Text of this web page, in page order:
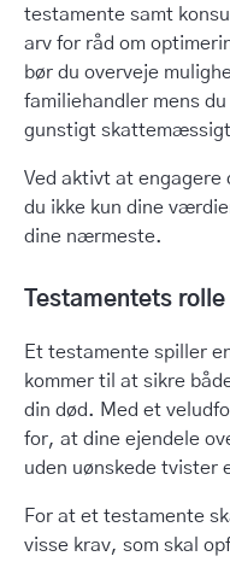
testamente samt
arv for råd om
bør du overveje
familiehandler mens
gunstigt
Ved aktivt at
du ikke kun dine
dine nærmeste.
Testamentets
Et testamente spiller
kommer til at sikre
din død. Med et
for, at dine ejendele
uden uønskede tvister
For at et testamente
visse krav, som skal